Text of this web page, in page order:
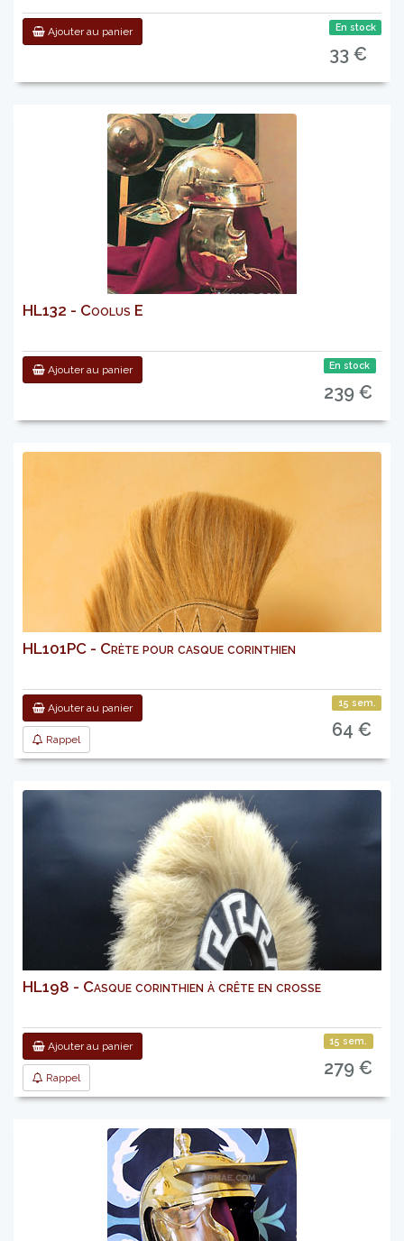
Ajouter au panier En stock
33 €
HL132 - Coolus E
Ajouter au panier En stock
239 €
HL101PC - Crète pour casque corinthien
Ajouter au panier
Rappel
15 sem.
64 €
HL198 - Casque corinthien à crête en crosse
Ajouter au panier
Rappel
15 sem.
279 €